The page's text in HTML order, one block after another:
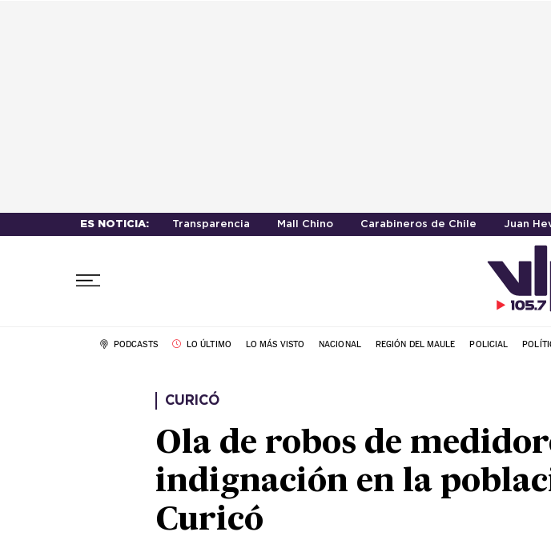
ES NOTICIA: Transparencia Mall Chino Carabineros de Chile Juan
PODCASTS LO ÚLTIMO LO MÁS VISTO NACIONAL REGIÓN DEL MAULE POLICIAL
CURICÓ
Ola de robos de
indignación en la
Curicó